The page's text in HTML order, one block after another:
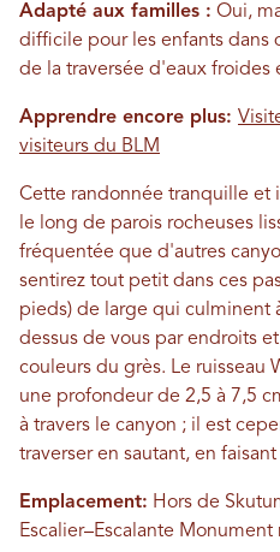
Adapté aux familles : Oui,
difficile pour les enfants dans
de la traversée d'eaux froides
Apprendre encore plus:
visiteurs du BLM
Cette randonnée tranquille et
le long de parois rocheuses
fréquentée que d'autres
sentirez tout petit dans ces
pieds) de large qui culminent
dessus de vous par endroits
couleurs du grès. Le ruisseau
une profondeur de 2,5 à 7,5
à travers le canyon ; il est
traverser en sautant, en
Emplacement: Hors de
Escalier–Escalante Monument